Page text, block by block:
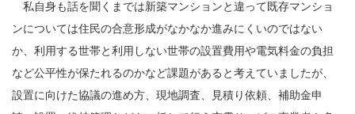
私自身も話を聞くまでは新築マンションと違って既存マンショ
ンについては住民の合意形成がなかなか進みにくいのではない
か、利用する世帯と利用しない世帯の設置費用や電気料金の負担
など公平性が保たれるのかなど課題があると考えていましたが、
設置に向けた協議の進め方、現地調査、見積り依頼、補助金申